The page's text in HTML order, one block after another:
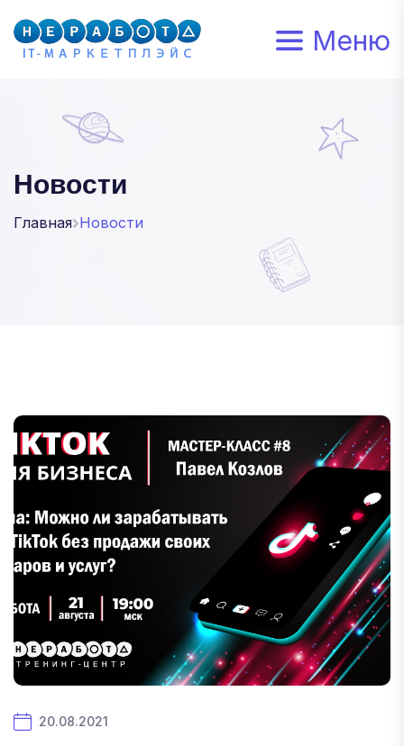
Меню
Новости
Главная Новости
20.08.2021